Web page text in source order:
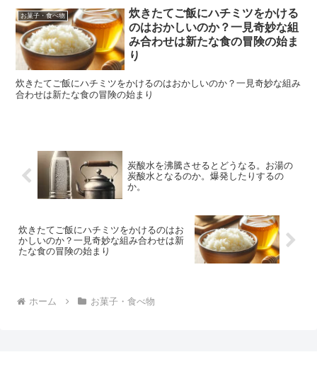
お菓子・食べ物
炊きたてご飯にハチミツをかける
のはおかしいのか？一見奇妙な組
み合わせは新たな食の冒険の始ま
り
炊きたてご飯にハチミツをかけるのはおかしいのか？一見奇妙な組み
合わせは新たな食の冒険の始まり
炭酸水を沸騰させるとどうなる。お湯の
炭酸水となるのか。爆発したりするの
か。
炊きたてご飯にハチミツをかけるのはお
かしいのか？一見奇妙な組み合わせは新
たな食の冒険の始まり
ホーム お菓子・食べ物